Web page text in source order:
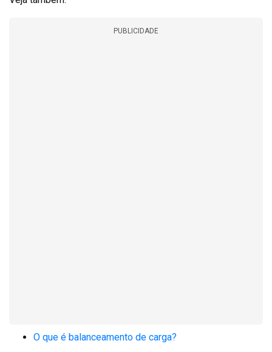
PUBLICIDADE
O que é balanceamento de carga?